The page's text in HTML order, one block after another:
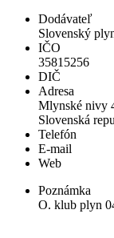
Dodávateľ
Slovenský
IČO
35815256
DIČ
Adresa
Mlynské nivy
Slovenská
Telefón
E-mail
Web
Poznámka
O. klub plyn